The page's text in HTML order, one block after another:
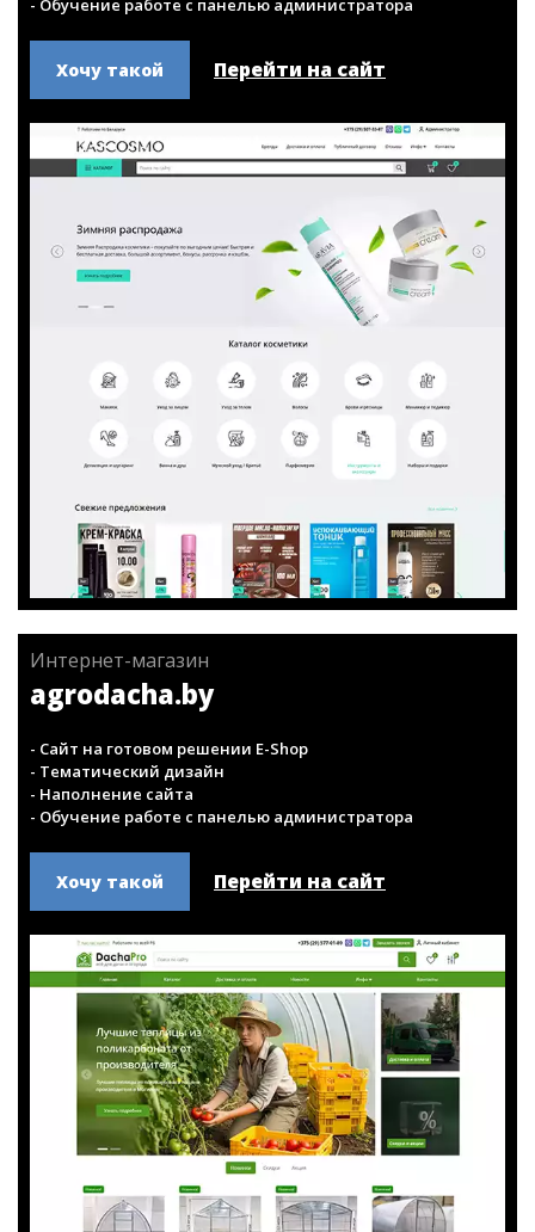
- Сайт на готовом решении E-Shop
- Тематический дизайн
- Наполнение сайта
- Обучение работе с панелью администратора
Хочу такой Перейти на сайт
Интернет-магазин
agrodacha.by
- Сайт на готовом решении E-Shop
- Тематический дизайн
- Наполнение сайта
- Обучение работе с панелью администратора
Хочу такой Перейти на сайт